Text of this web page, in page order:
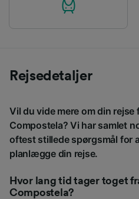
Rejsedetaljer
Vil du vide mere om din
Compostela? Vi har samlet
oftest stillede spørgsmål for
planlægge din rejse.
Hvor lang tid tager toget
Compostela?